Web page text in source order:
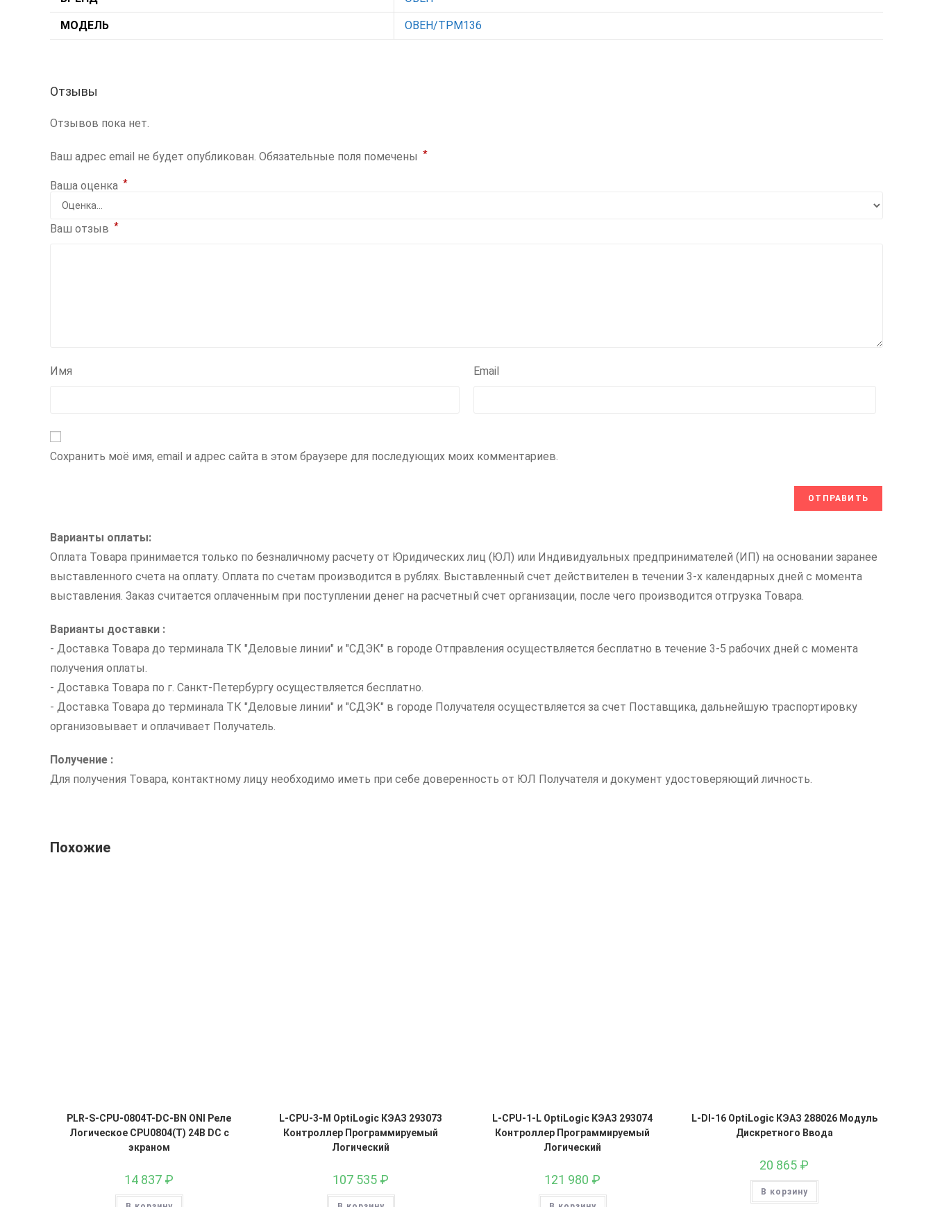
МОДЕЛЬ ОВЕН/ТРМ136
Отзывы
Отзывов пока нет.
Ваш адрес email не будет опубликован. Обязательные поля помечены *
Ваша оценка *
Ваш отзыв *
Имя Email
Сохранить моё имя, email и адрес сайта в этом браузере для последующих моих комментариев.
Варианты оплаты:
Оплата Товара принимается только по безналичному расчету от Юридических лиц (ЮЛ) или Индивидуальных предпринимателей (ИП) на основании заранее
выставленного счета на оплату. Оплата по счетам производится в рублях. Выставленный счет действителен в течении 3-х календарных дней с момента
выставления. Заказ считается оплаченным при поступлении денег на расчетный счет организации, после чего производится отгрузка Товара.
Варианты доставки :
- Доставка Товара до терминала ТК "Деловые линии" и "СДЭК" в городе Отправления осуществляется бесплатно в течение 3-5 рабочих дней с момента
получения оплаты.
- Доставка Товара по г. Санкт-Петербургу осуществляется бесплатно.
- Доставка Товара до терминала ТК "Деловые линии" и "СДЭК" в городе Получателя осуществляется за счет Поставщика, дальнейшую траспортировку
организовывает и оплачивает Получатель.
Получение :
Для получения Товара, контактному лицу необходимо иметь при себе доверенность от ЮЛ Получателя и документ удостоверяющий личность.
Похожие
PLR-S-CPU-0804T-DC-BN ONI Реле
Логическое CPU0804(T) 24В DC с
экраном
14 837 ₽
L-CPU-3-M OptiLogic КЭАЗ 293073
Контроллер Программируемый
Логический
107 535 ₽
L-CPU-1-L OptiLogic КЭАЗ 293074
Контроллер Программируемый
Логический
121 980 ₽
L-DI-16 OptiLogic КЭАЗ 288026 Модуль
Дискретного Ввода
20 865 ₽
В корзину